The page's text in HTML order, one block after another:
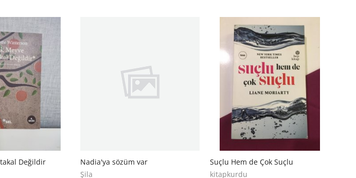
Değildir
Nadia'ya sözüm var
Şila
Suçlu Hem de Çok Suçlu
kitapkurdu